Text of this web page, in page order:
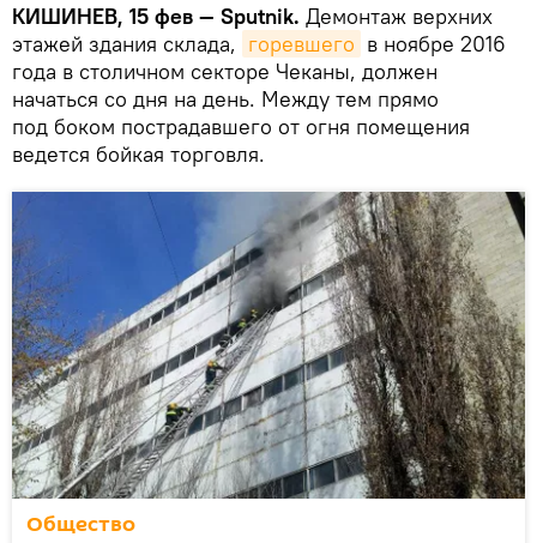
КИШИНЕВ, 15 фев — Sputnik. Демонтаж верхних
этажей здания склада, горевшего в ноябре 2016
года в столичном секторе Чеканы, должен
начаться со дня на день. Между тем прямо
под боком пострадавшего от огня помещения
ведется бойкая торговля.
Общество